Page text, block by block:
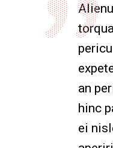
an
hinc
ei